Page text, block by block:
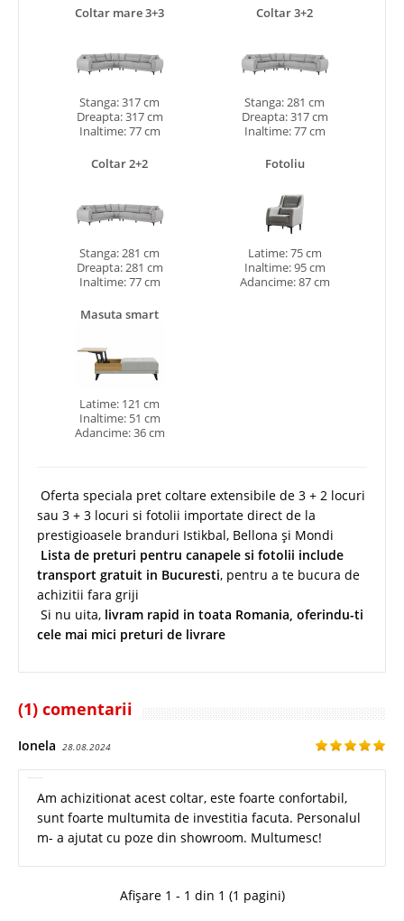
Coltar mare 3+3
Stanga: 317 cm
Dreapta: 317 cm
Inaltime: 77 cm
Coltar 3+2
Stanga: 281 cm
Dreapta: 317 cm
Inaltime: 77 cm
Coltar 2+2
Stanga: 281 cm
Dreapta: 281 cm
Inaltime: 77 cm
Fotoliu
Latime: 75 cm
Inaltime: 95 cm
Adancime: 87 cm
Masuta smart
Latime: 121 cm
Inaltime: 51 cm
Adancime: 36 cm
Oferta speciala pret coltare extensibile de 3 + 2 locuri
sau 3 + 3 locuri si fotolii importate direct de la
prestigioasele branduri Istikbal, Bellona și Mondi
Lista de preturi pentru canapele si fotolii include
transport gratuit in Bucuresti, pentru a te bucura de
achizitii fara griji
Si nu uita, livram rapid in toata Romania, oferindu-ti
cele mai mici preturi de livrare
(1) comentarii
Ionela 28.08.2024
Am achizitionat acest coltar, este foarte confortabil,
sunt foarte multumita de investitia facuta. Personalul
m- a ajutat cu poze din showroom. Multumesc!
Afișare 1 - 1 din 1 (1 pagini)